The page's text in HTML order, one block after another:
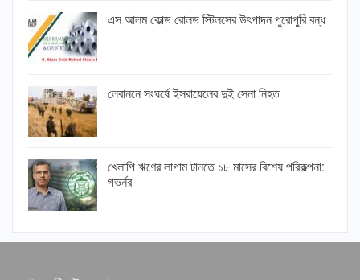
এস আলম কোল্ড রোলড স্টিলসের উৎপাদন পুরোপুরি বন্ধ
লেবাননে সংঘর্ষে ইসরায়েলের দুই সেনা নিহত
খেলাপি ঋণের লাগাম টানতে ১৮ মাসের বিশেষ পরিকল্পনা:
গভর্নর